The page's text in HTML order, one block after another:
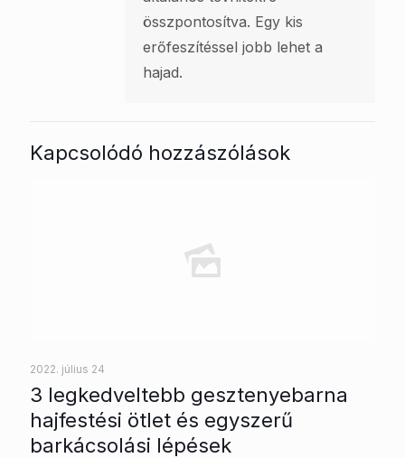
összpontosítva. Egy kis
erőfeszítéssel jobb lehet a
hajad.
Kapcsolódó hozzászólások
2022. július 24
3 legkedveltebb gesztenyebarna
hajfestési ötlet és egyszerű
barkácsolási lépések